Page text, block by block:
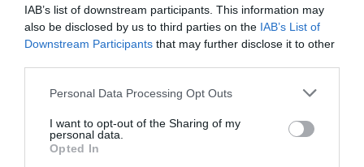
IAB’s list of downstream participants. This information may
also be disclosed by us to third parties on the IAB’s List of
Downstream Participants that may further disclose it to other
Please note that this website/app uses one or more Google
not limited to your visit or usage behaviour. You may click to
grant or deny consent to Google and its third-party tags to
use your data for below specified purposes in below Google
Personal Data Processing Opt Outs
I want to opt-out of the Sharing of my
personal data.
Opted In